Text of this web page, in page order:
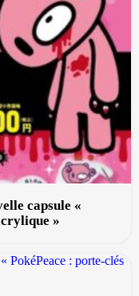
capsule «
»